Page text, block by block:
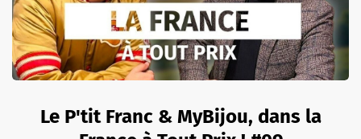
Le P'tit Franc & MyBijou, dans la